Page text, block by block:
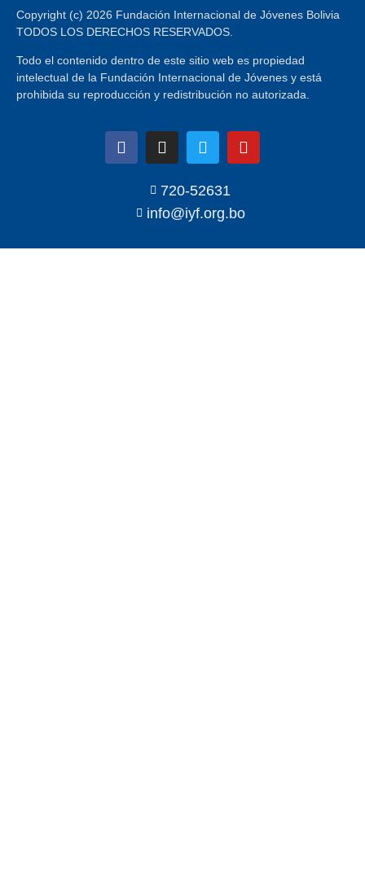
Copyright (c) 2026 Fundación Internacional de Jóvenes Bolivia
TODOS LOS DERECHOS RESERVADOS.
Todo el contenido dentro de este sitio web es propiedad
intelectual de la Fundación Internacional de Jóvenes y está
prohibida su reproducción y redistribución no autorizada.
720-52631
info@iyf.org.bo